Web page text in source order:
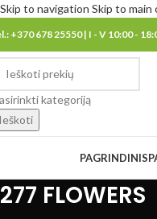
Skip to navigation Skip to
+370 678 25550 | I - V 10:00 -
kategoriją
PAGRINDINIS
277 FLOWERS